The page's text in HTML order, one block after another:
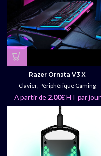
Razer Ornata V3 X
Clavier, Périphérique Gaming
A partir de 2.00€HT par jour